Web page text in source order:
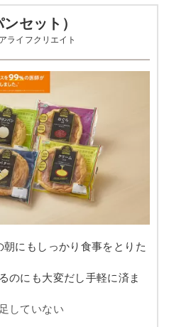
化物：83.4g、ナトリウム：
量2.3g
養素です。お弁当献立の一例
め、実際にご提供可能なメニ
ご注意ください。
5品～6品
600～800 kcal
3.0g以下（1ヵ月平均）が
目安
16.0～35.0g
-
-
-
-
セット）
ライフクリエイト
朝にもしっかり食事をとりた
のにも大変だし手軽に済ま
していない